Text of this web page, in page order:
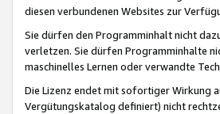
diesen verbundenen Websites zur
Sie dürfen den Programminhalt nicht
verletzen. Sie dürfen Programminhalte
maschinelles Lernen oder verwandte
Die Lizenz endet mit sofortiger Wirkung
Vergütungskatalog definiert) nicht